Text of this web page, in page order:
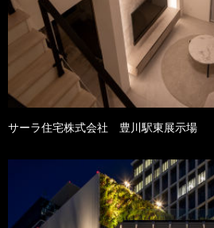
サーラ住宅株式会社 豊川駅東展示場